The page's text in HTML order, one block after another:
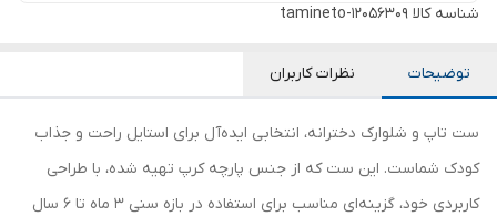
شناسه کالا tamineto-12056309
توضیحات نظرات کاربران
ست تاپ و شلوارک دخترانه، انتخابی ایده‌آل برای استایل راحت و جذاب
کودک شماست. این ست که از جنس پارچه کرپ تهیه شده، با طراحی
کاربردی خود، گزینه‌ای مناسب برای استفاده در بازه سنی 3 ماه تا 6 سال